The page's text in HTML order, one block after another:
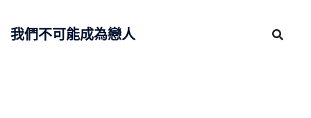
我們不可能成為戀人